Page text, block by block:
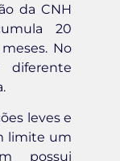
da CNH
20
No
leves e
limite um
possui